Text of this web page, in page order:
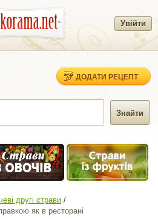
Увійти
ДОДАТИ РЕЦЕПТ
другі страви
як в ресторані